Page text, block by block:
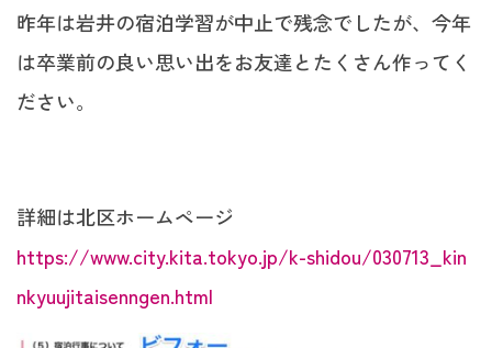
昨年は岩井の宿泊学習が中止で残念でしたが、今年
は卒業前の良い思い出をお友達とたくさん作ってく
ださい。
詳細は北区ホームページ
https://www.city.kita.tokyo.jp/k-shidou/030713_kin
nkyuujitaisenngen.html